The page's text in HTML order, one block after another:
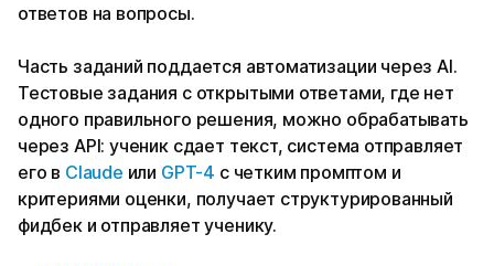
ответов на вопросы.
Часть заданий поддается автоматизации через AI.
Тестовые задания с открытыми ответами, где нет
одного правильного решения, можно обрабатывать
через API: ученик сдает текст, система отправляет
его в Claude или GPT-4 с четким промптом и
критериями оценки, получает структурированный
фидбек и отправляет ученику.